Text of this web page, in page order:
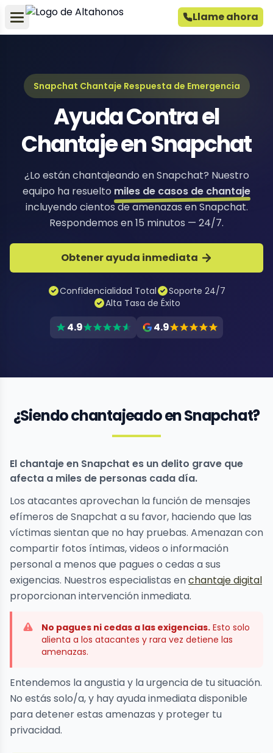
Llame ahora
Snapchat Chantaje Respuesta de Emergencia
Ayuda Contra el
Chantaje en Snapchat
¿Lo están chantajeando en Snapchat? Nuestro
equipo ha resuelto miles de casos de chantaje
incluyendo cientos de amenazas en Snapchat.
Respondemos en 15 minutos — 24/7.
Obtener ayuda inmediata
Confidencialidad Total
Soporte 24/7
Alta Tasa de Éxito
4.9 4.9
¿Siendo chantajeado en Snapchat?
El chantaje en Snapchat es un delito grave que
afecta a miles de personas cada día.
Los atacantes aprovechan la función de mensajes
efímeros de Snapchat a su favor, haciendo que las
víctimas sientan que no hay pruebas. Amenazan con
compartir fotos íntimas, videos o información
personal a menos que pagues o cedas a sus
exigencias. Nuestros especialistas enchantaje digital
proporcionan intervención inmediata.
No pagues ni cedas a las exigencias. Esto solo
alienta a los atacantes y rara vez detiene las
amenazas.
Entendemos la angustia y la urgencia de tu situación.
No estás solo/a, y hay ayuda inmediata disponible
para detener estas amenazas y proteger tu
privacidad.